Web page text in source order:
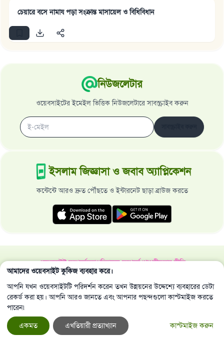
চেয়ারে বসে নামায পড়া সংক্রান্ত মাসায়েল ও বিধিবিধান
নিউজলেটার
ওয়েবসাইটের ইমেইল ভিত্তিক নিউজলেটারে সাবস্ক্রাইব করুন
ইসলাম জিজ্ঞাসা ও জবাব অ্যাপ্লিকেশন
কন্টেন্টে আরও দ্রুত পৌঁছতে ও ইন্টারনেট ছাড়া ব্রাউজ করতে
ওয়েবসাইট সম্পর্কেমহাপরিচালক সম্পর্কেগোপনীয়তার নীতি
সর্বস্বত্ব ইসলাম জিজ্ঞাসা ও জবাব ওয়েবসাইট কর্তৃক সংরক্ষিত 1997-2025 ©
যে ব্যক্তি সৎ কর্মের পথ দেখাবে সে সৎকর্মকারীর সমান
সওয়াব পাবে
আমাদের ওয়েবসাইট কুকিজ ব্যবহার করে।
আপনি যখন ওয়েবসাইটটি পরিদর্শন করেন তখন উন্নয়নের উদ্দেশ্যে ব্যবহারের ডেটা
রেকর্ড করা হয়। আপনি আরও জানতে এবং আপনার পছন্দগুলো কাস্টমাইজ করতে
পারেন৷
কাস্টমাইজ করুন
এখতিয়ারী প্রত্যাখ্যান
একমত